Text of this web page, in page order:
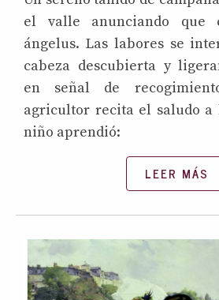
el valle anunciando
ángelus. Las labores se
cabeza descubierta y
en señal de
agricultor recita el saludo a
niño aprendió:
LEER MÁS